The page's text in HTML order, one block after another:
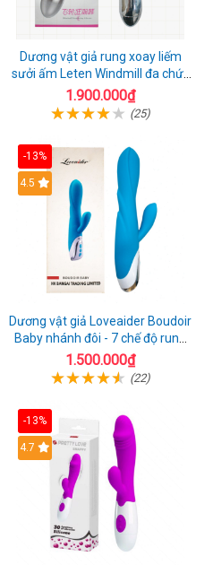
Dương vật giả rung xoay liếm
sưởi ấm Leten Windmill đa chức
năng
1.900.000₫
(25)
-13%
4.5
Dương vật giả Loveaider Boudoir
Baby nhánh đôi - 7 chế độ rung
sạc điện
1.500.000₫
(22)
-13%
4.7